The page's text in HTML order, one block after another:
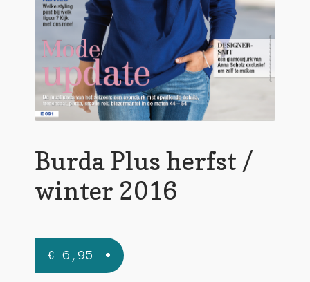
Burda Plus herfst /
winter 2016
€ 6,95